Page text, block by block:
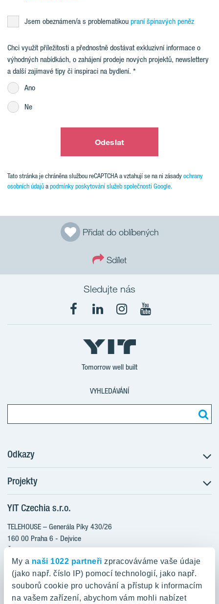
My a naši 1022 partneři zpracováváme vaše údaje
(jako např. číslo IP) pomocí technologií, jako např.
souborů cookie pro uchování a přístup k informacím
na vašem zařízení, abychom vám mohli nabízet
Přidat do oblíbených
Sdílet
Jsem obeznámen/a s problematikou praní špinavých peněz
Chci využít příležitosti a přednostně dostávat exkluzivní informace o
výhodných nabídkách, o zahájení prodeje nových projektů, newslettery
a další zajímavé tipy či inspiraci na bydlení.
Ano
Ne
Odeslat
Tato stránka je chráněna službou reCAPTCHA a vztahují se na ni zásadyochrany
osobních údajůapodmínky poskytování služeb společnosti Google.
Sledujte nás
Tomorrow well built
VYHLEDÁVÁNÍ
Odkazy
Postup koupě
Klientské změny
Aktuality
Blog
Kariéra
O nás
YIT PLUS
Projekty
RANTA Barrandov III
RANTA Barrandov IV
TOIVO Roztyly II
KALEVALA
VIRTA Kladno
KATTILA Kamýk
YIT Czechia s.r.o.
TELEHOUSE – Generála Píky 430/26
160 00 Praha 6 - Dejvice
Česká republika
800 200 666
domov@yit.cz